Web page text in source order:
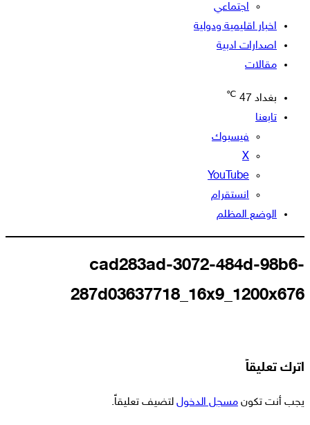
اجتماعي
اخبار اقليمية ودولية
اصدارات ادبية
مقالات
بغداد 47
℃
تابعنا
فيسبوك
‫X
‫YouTube
انستقرام
الوضع المظلم
cad283ad-3072-484d-98b6-
287d03637718_16x9_1200x676
اترك تعليقاً
يجب أنت تكون مسجل الدخول لتضيف تعليقاً.